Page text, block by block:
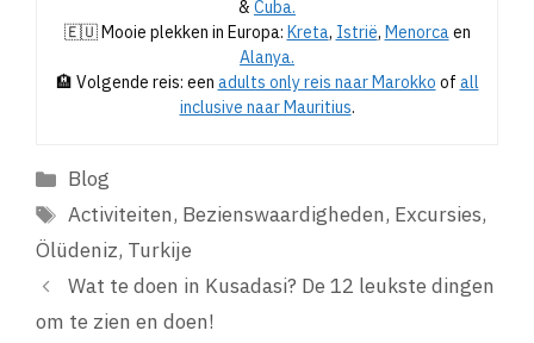
& Cuba.
🇪🇺 Mooie plekken in Europa: Kreta, Istrië, Menorcaen
Alanya.
🏨 Volgende reis: een adults only reis naar Marokko of all
inclusive naar Mauritius.
Categorieën
Blog
Tags
Activiteiten, Bezienswaardigheden, Excursies,
Ölüdeniz, Turkije
Wat te doen in Kusadasi? De 12 leukste dingen
om te zien en doen!